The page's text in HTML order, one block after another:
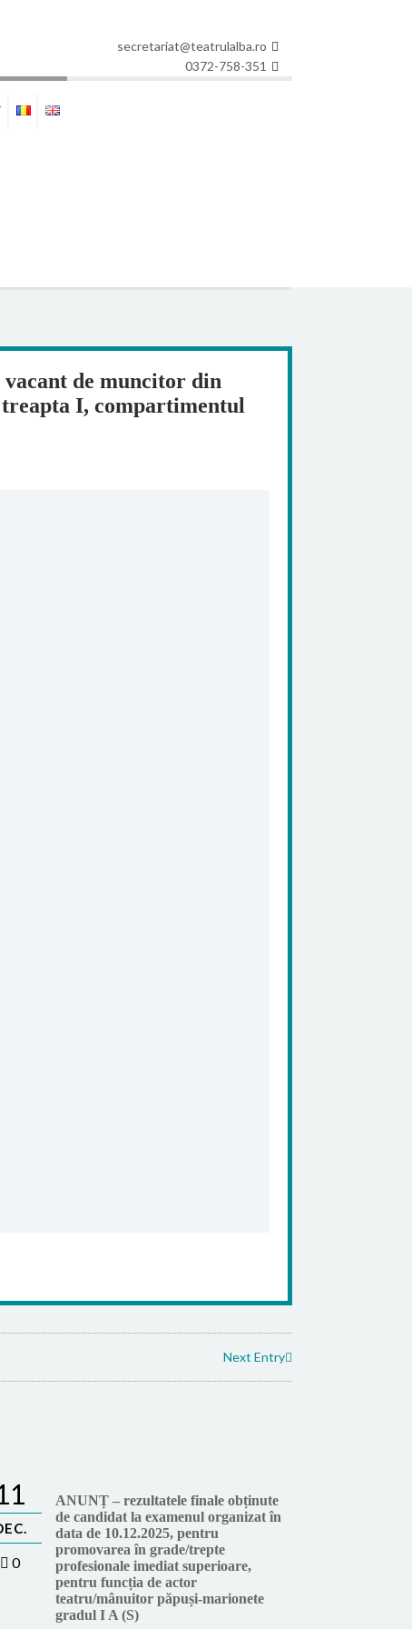
secretariat@teatrulalba.ro
0372-758-351
vacant de muncitor din
I, compartimentul
Next Entry
0
ANUNȚ – rezultatele finale obținute
de candidat la examenul organizat în
data de 10.12.2025, pentru
promovarea în grade/trepte
profesionale imediat superioare,
pentru funcția de actor
teatru/mânuitor păpuși-marionete
gradul I A (S)